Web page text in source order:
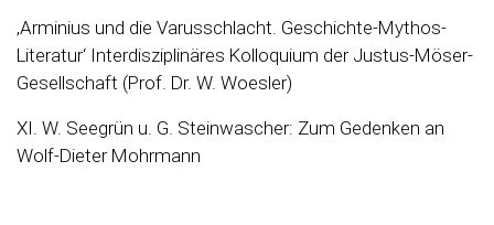
‚Arminius und die Varusschlacht. Geschichte-Mythos-
Literatur‘ Interdisziplinäres Kolloquium der Justus-Möser-
Gesellschaft (Prof. Dr. W. Woesler)
XI. W. Seegrün u. G. Steinwascher: Zum Gedenken an
Wolf-Dieter Mohrmann